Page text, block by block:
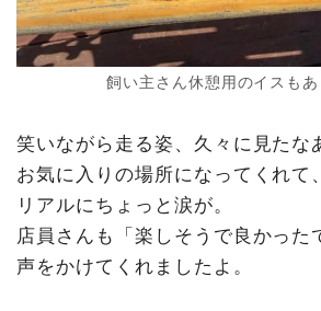
飼い主さん休憩用のイスもあ
笑いながら走る姿、久々に見たな
お気に入りの場所になってくれて
リアルにちょっと涙が。
店員さんも「楽しそうで良かった
声をかけてくれましたよ。